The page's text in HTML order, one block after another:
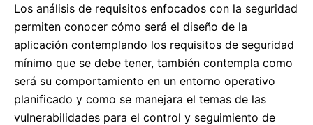
Los análisis de requisitos enfocados con la seguridad
permiten conocer cómo será el diseño de la
aplicación contemplando los requisitos de seguridad
mínimo que se debe tener, también contempla como
será su comportamiento en un entorno operativo
planificado y como se manejara el temas de las
vulnerabilidades para el control y seguimiento de